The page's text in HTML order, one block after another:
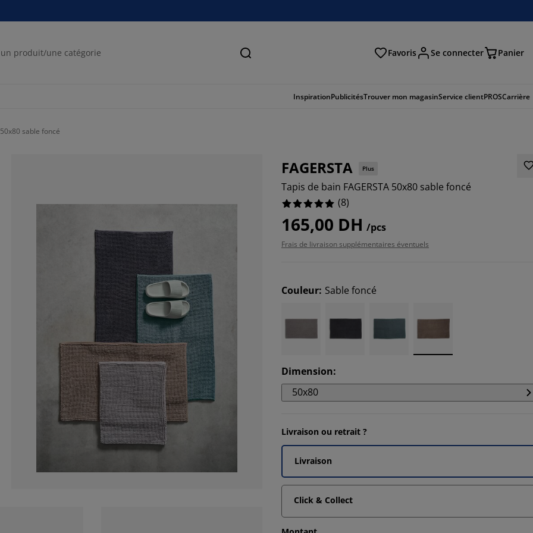
Chercher Favoris Se connecter Panier
InspirationPublicitésTrouver mon magasinService clientPROSCarrière
sable foncé
FAGERSTA Plus
Tapis de bain FAGERSTA 50x80 sable foncé
(8)
165,00 DH /pcs
Frais de livraison supplémentaires éventuels
Couleur: Sable foncé
Dimension:
50x80
Livraison ou retrait ?
Livraison
Click & Collect